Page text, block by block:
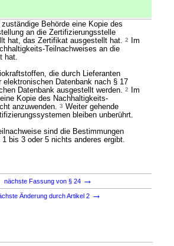
Behörde eine Kopie des
an die Zertifizierungsstelle
hat, das Zertifikat ausgestellt hat. 2
Im
Teilnachweises an die
hat.
die durch Lieferanten
Datenbank nach § 17
Datenbank ausgestellt werden. 2
Im
Kopie des Nachhaltigkeits-
anzuwenden. 3 Weiter gehende
bleiben unberührt.
sind die Bestimmungen
bis 3 oder 5 nichts anderes ergibt.
nächste Fassung von § 24 →
Änderung durch Artikel 2 →